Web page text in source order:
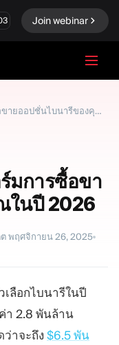
Join webinar
วิธีการเปิดตัวแพลตฟอร์มการซื้อขายออปชั่นไบนารีของคุณในปี 2026
มการซื้อขา
ในปี 2026
พฤศจิกายน 26, 2025
ลือกไบนารีในปี
า 2.8 พันล้าน
าจะถึง $6.5 พัน
กไบนารี
หลักทรัพย์และการ
ญชี
ฟฟิศ